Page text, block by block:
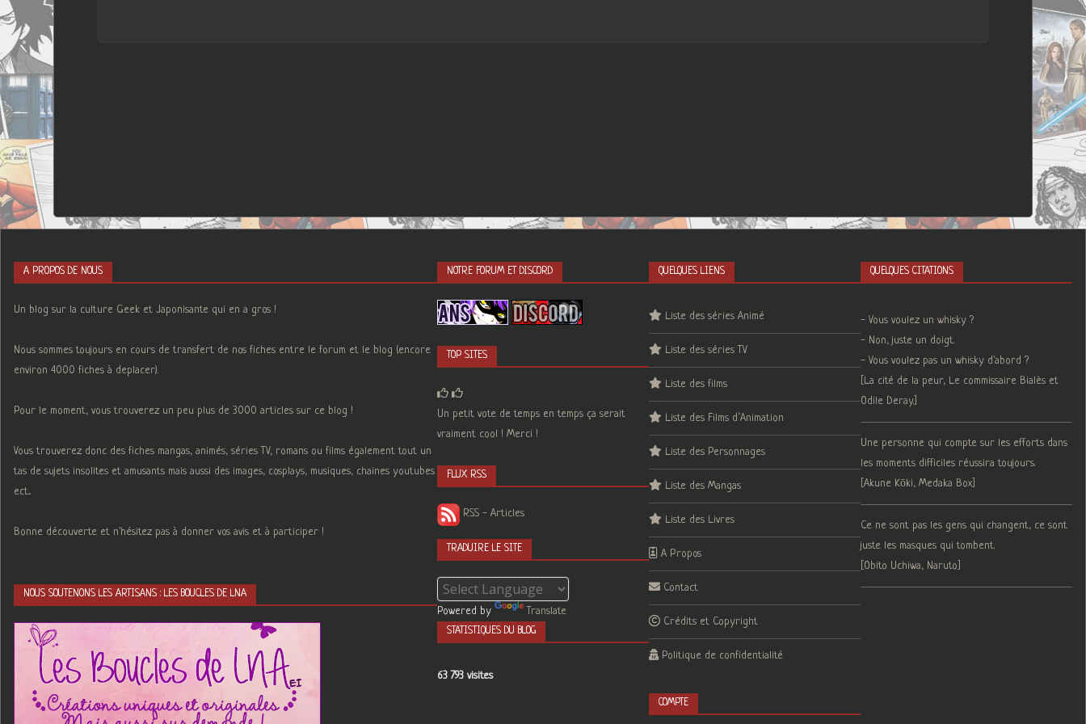
A PROPOS DE NOUS
Un blog sur la culture Geek et Japonisante qui en a gros !
Nous sommes toujours en cours de transfert de nos fiches entre le forum et le blog (encore
environ 4000 fiches à deplacer).
Pour le moment, vous trouverez un peu plus de 3000 articles sur ce blog !
Vous trouverez donc des fiches mangas, animés, séries TV, romans ou films également tout un
tas de sujets insolites et amusants mais aussi des images, cosplays, musiques, chaines youtubes
ect...
Bonne découverte et n'hésitez pas à donner vos avis et à participer !
NOUS SOUTENONS LES ARTISANS : LES BOUCLES DE LNA
NOTRE FORUM ET DISCORD
TOP SITES
Un petit vote de temps en temps ça serait
vraiment cool ! Merci !
FLUX RSS
RSS - Articles
TRADUIRE LE SITE
Powered by Translate
STATISTIQUES DU BLOG
63 793 visites
QUELQUES LIENS
Liste des séries Animé
Liste des séries TV
Liste des films
Liste des Films d’Animation
Liste des Personnages
Liste des Mangas
Liste des Livres
A Propos
Contact
Crédits et Copyright
Politique de confidentialité
COMPTE
QUELQUES CITATIONS
- Vous voulez un whisky ?
- Non, juste un doigt.
- Vous voulez pas un whisky d'abord ?
[La cité de la peur, Le commissaire Bialès et
Odile Deray.]
Une personne qui compte sur les efforts dans
les moments difficiles réussira toujours.
[Akune Kōki, Medaka Box]
Ce ne sont pas les gens qui changent, ce sont
juste les masques qui tombent.
[Obito Uchiwa, Naruto]